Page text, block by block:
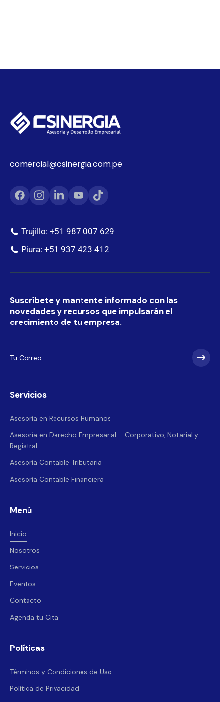
comercial@csinergia.com.pe
Trujillo: +51 987 007 629
Piura: +51 937 423 412
Suscríbete y mantente informado con las
novedades y recursos que impulsarán el
crecimiento de tu empresa.
Servicios
Asesoría en Recursos Humanos
Asesoría en Derecho Empresarial – Corporativo, Notarial y
Registral
Asesoría Contable Tributaria
Asesoría Contable Financiera
Menú
Inicio
Nosotros
Servicios
Eventos
Contacto
Agenda tu Cita
Políticas
Términos y Condiciones de Uso
Política de Privacidad